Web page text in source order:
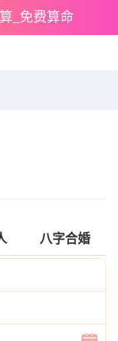
_免费算命
八字合婚